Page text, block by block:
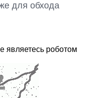
для обхода
являетесь роботом